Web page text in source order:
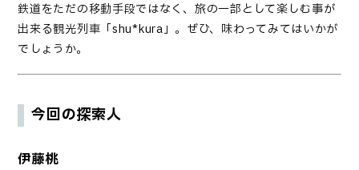
鉄道をただの移動手段ではなく、旅の一部として楽しむ事が
出来る観光列車「shu*kura」。ぜひ、味わってみてはいかが
でしょうか。
今回の探索人
伊藤桃